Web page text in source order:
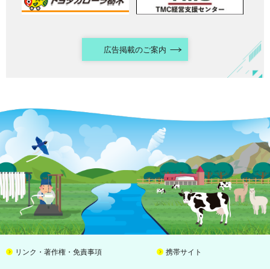
広告掲載のご案内
リンク・著作権・免責事項 携帯サイト